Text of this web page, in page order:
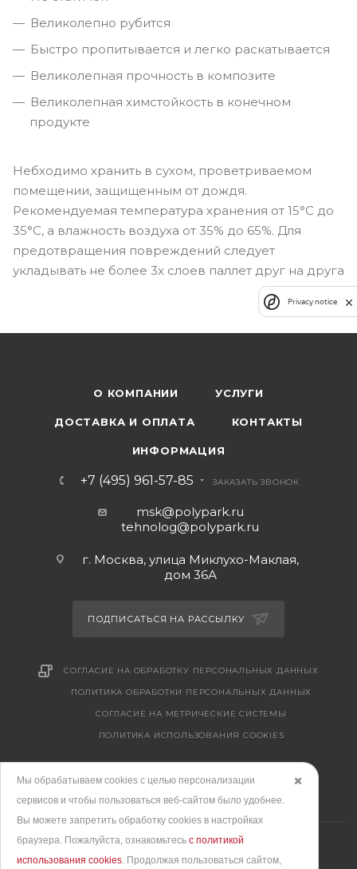
Великолепно рубится
Быстро пропитывается и легко раскатывается
Великолепная прочность в композите
Великолепная химстойкость в конечном
продукте
Небходимо хранить в сухом, проветриваемом
помещении, защищенным от дождя.
Рекомендуемая температура хранения от 15°C до
35°C, а влажность воздуха от 35% до 65%. Для
предотвращения повреждений следует
укладывать не более 3х слоев паллет друг на друга
О КОМПАНИИ УСЛУГИ
ДОСТАВКА И ОПЛАТА КОНТАКТЫ
ИНФОРМАЦИЯ
+7 (495) 961-57-85 ЗАКАЗАТЬ ЗВОНОК
msk@polypark.ru
tehnolog@polypark.ru
г. Москва, улица Миклухо-Маклая,
дом 36А
ПОДПИСАТЬСЯ НА РАССЫЛКУ
СОГЛАСИЕ НА ОБРАБОТКУ ПЕРСОНАЛЬНЫХ ДАННЫХ
ПОЛИТИКА ОБРАБОТКИ ПЕРСОНАЛЬНЫХ ДАННЫХ
CОГЛАСИЕ НА МЕТРИЧЕСКИЕ СИСТЕМЫ
ПОЛИТИКА ИСПОЛЬЗОВАНИЯ COOKIES
✖️
Мы обрабатываем cookies с целью персонализации
сервисов и чтобы пользоваться веб-сайтом было удобнее.
Вы можете запретить обработку сookies в настройках
браузера. Пожалуйста, ознакомьтесь с политикой
использования cookies. Продолжая пользоваться сайтом,
Privacy notice